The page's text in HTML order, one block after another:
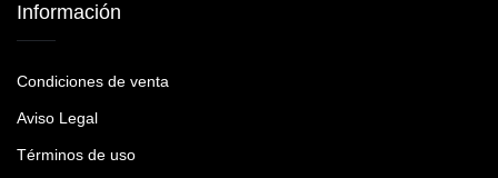
Información
Condiciones de venta
Aviso Legal
Términos de uso